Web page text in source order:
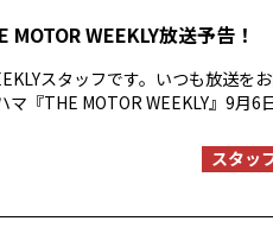
MOTOR WEEKLY放送予告！
スタッフです。いつも放送を
マ『THE MOTOR WEEKLY』9月6
スタッ